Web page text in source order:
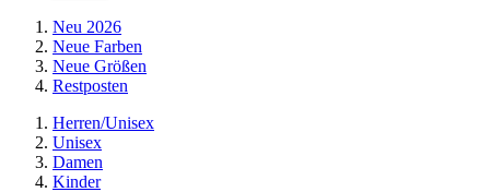
Neu 2026
Neue Farben
Neue Größen
Restposten
Herren/Unisex
Unisex
Damen
Kinder